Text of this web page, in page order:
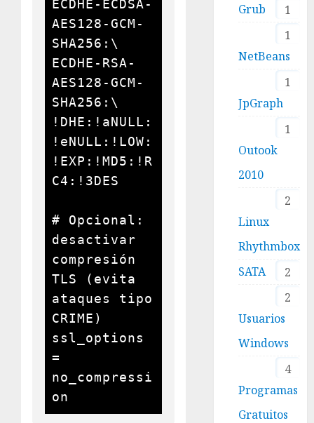
ECDHE-ECDSA-
AES128-GCM-
SHA256:\
ECDHE-RSA-
AES128-GCM-
SHA256:\
!DHE:!aNULL:
!eNULL:!LOW:
!EXP:!MD5:!R
C4:!3DES
# Opcional:
desactivar
compresión
TLS (evita
ataques tipo
CRIME)
ssl_options
=
no_compressi
1
Grub
1
NetBeans
1
JpGraph
1
Outook
2010
2
Linux
Rhythmbox
2
SATA
2
Usuarios
Windows
4
Programas
Gratuitos